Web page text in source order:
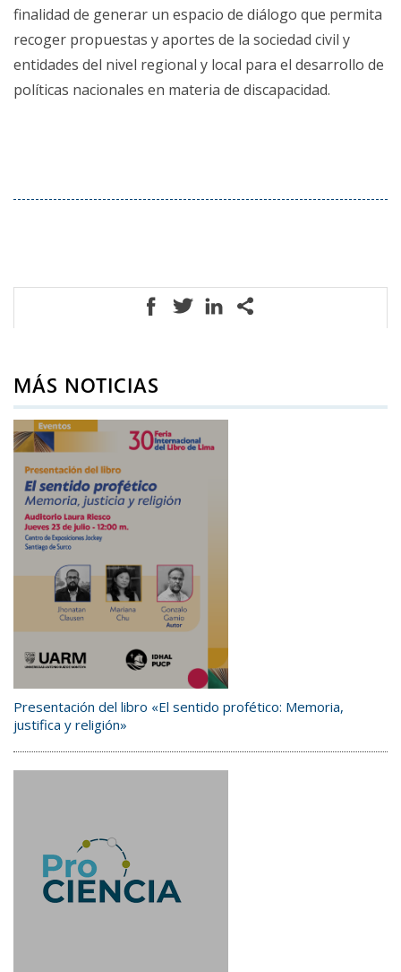
finalidad de generar un espacio de diálogo que permita
recoger propuestas y aportes de la sociedad civil y
entidades del nivel regional y local para el desarrollo de
políticas nacionales en materia de discapacidad.
MÁS NOTICIAS
Presentación del libro «El sentido profético: Memoria,
justifica y religión»